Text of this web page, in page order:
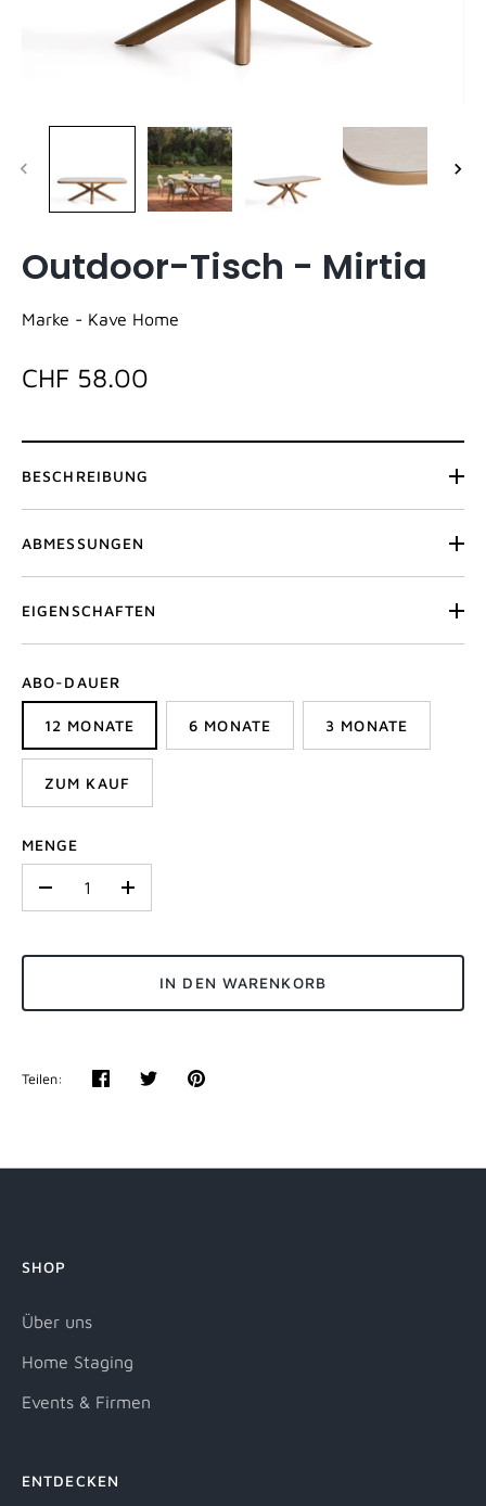
Outdoor-Tisch - Mirtia
Marke - Kave Home
CHF 58.00
BESCHREIBUNG
ABMESSUNGEN
EIGENSCHAFTEN
ABO-DAUER
12 MONATE 6 MONATE 3 MONATE
ZUM KAUF
MENGE
+
IN DEN WARENKORB
Teilen:
TeilenTwitternPinnen
SHOP
Über uns
Home Staging
Events & Firmen
ENTDECKEN